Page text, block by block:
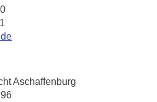
Aschaffenburg